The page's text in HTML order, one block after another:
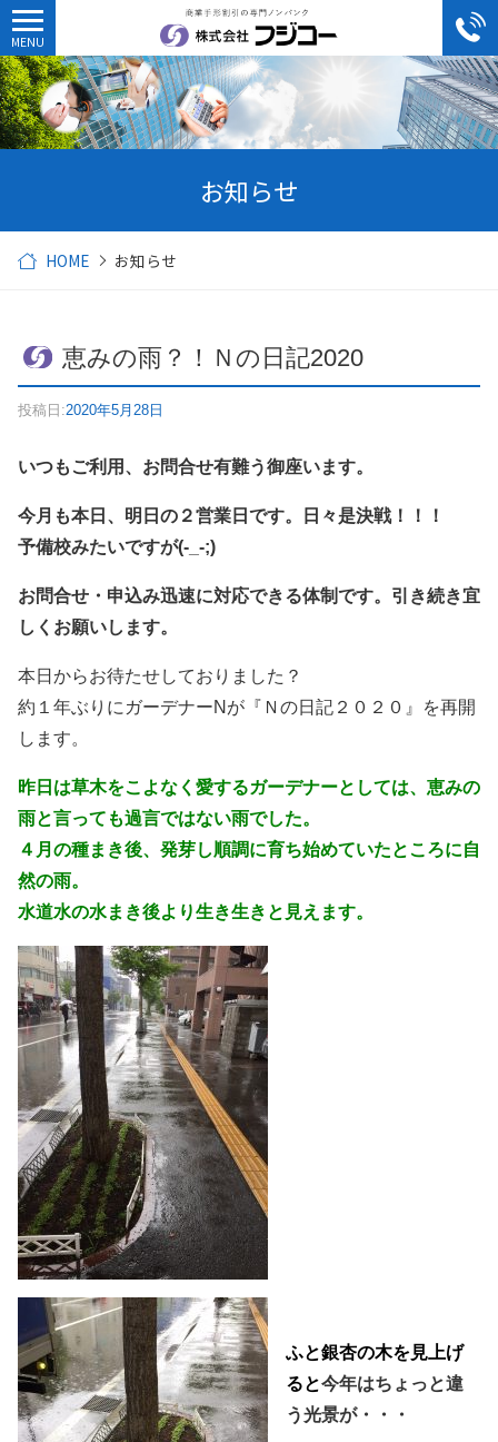
お知らせ
HOME お知らせ
恵みの雨？！Ｎの日記2020
投稿日:2020年5月28日
いつもご利用、お問合せ有難う御座います。
今月も本日、明日の２営業日です。日々是決戦！！！
予備校みたいですが(-_-;)
お問合せ・申込み迅速に対応できる体制です。引き続き宜
しくお願いします。
本日からお待たせしておりました？
約１年ぶりにガーデナーNが『Ｎの日記２０２０』を再開
します。
昨日は草木をこよなく愛するガーデナーとしては、恵みの
雨と言っても過言ではない雨でした。
４月の種まき後、発芽し順調に育ち始めていたところに自
然の雨。
水道水の水まき後より生き生きと見えます。
ふと銀杏の木を見上げ
ると今年はちょっと違
う光景が・・・